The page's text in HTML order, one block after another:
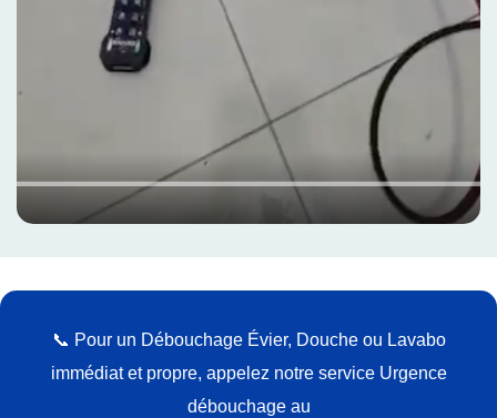
📞 Pour un Débouchage Évier, Douche ou Lavabo
immédiat et propre, appelez notre service Urgence
débouchage au